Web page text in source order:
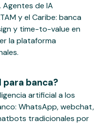
de IA
y el Caribe: banca
y time-to-value en
la plataforma
para banca?
artificial a los
WhatsApp, webchat,
tradicionales por